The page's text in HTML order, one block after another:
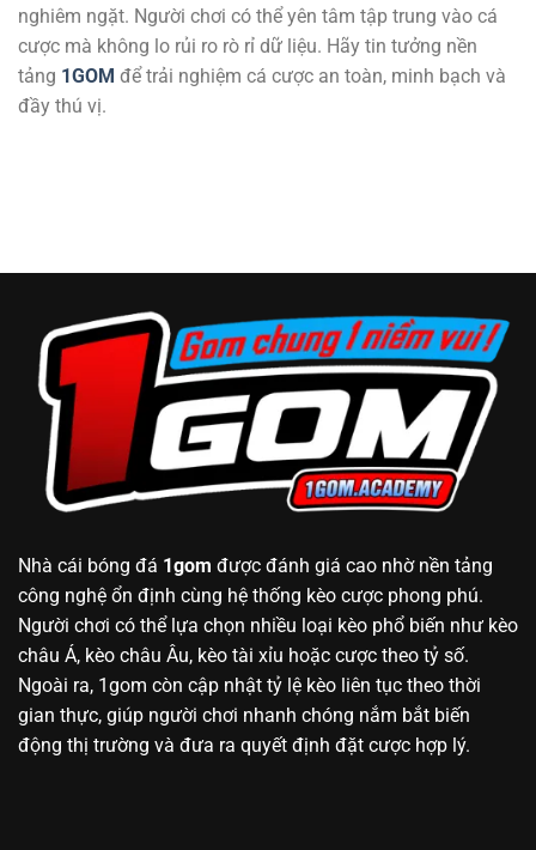
nghiêm ngặt. Người chơi có thể yên tâm tập trung vào cá
cược mà không lo rủi ro rò rỉ dữ liệu. Hãy tin tưởng nền
tảng 1GOM để trải nghiệm cá cược an toàn, minh bạch và
đầy thú vị.
Nhà cái bóng đá 1gom được đánh giá cao nhờ nền tảng
công nghệ ổn định cùng hệ thống kèo cược phong phú.
Người chơi có thể lựa chọn nhiều loại kèo phổ biến như kèo
châu Á, kèo châu Âu, kèo tài xỉu hoặc cược theo tỷ số.
Ngoài ra, 1gom còn cập nhật tỷ lệ kèo liên tục theo thời
gian thực, giúp người chơi nhanh chóng nắm bắt biến
động thị trường và đưa ra quyết định đặt cược hợp lý.